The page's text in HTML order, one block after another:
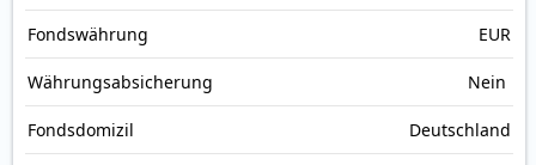
Fonds­währung EUR
Währungsabsicherung Nein
Fondsdomizil Deutschland